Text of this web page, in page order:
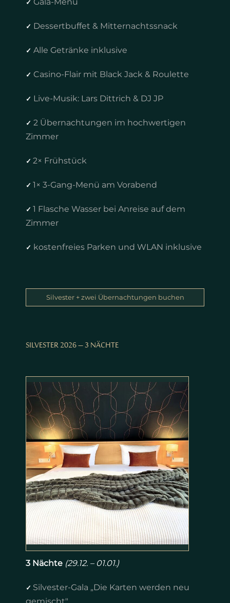
✓
✓ Dessertbuffet & Mitternachtssnack
✓ Alle Getränke inklusive
✓ Casino-Flair mit Black Jack & Roulette
✓ Live-Musik: Lars Dittrich & DJ JP
✓ 2 Übernachtungen im hochwertigen
Zimmer
✓ 2× Frühstück
✓ 1× 3-Gang-Menü am Vorabend
✓ 1 Flasche Wasser bei Anreise auf dem
Zimmer
✓ kostenfreies Parken und WLAN inklusive
Silvester + zwei Übernachtungen buchen
SILVESTER 2026 – 3 NÄCHTE
3 Nächte (29.12. – 01.01.)
✓ Silvester-Gala „Die Karten werden neu